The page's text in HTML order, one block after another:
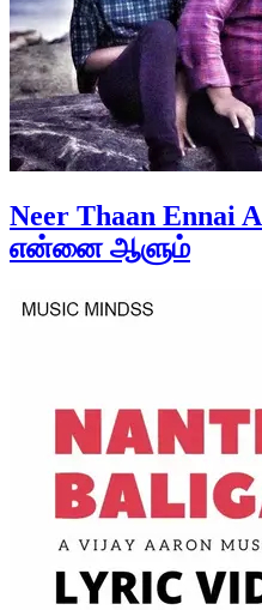
Neer Thaan Ennai
என்னை ஆளும்